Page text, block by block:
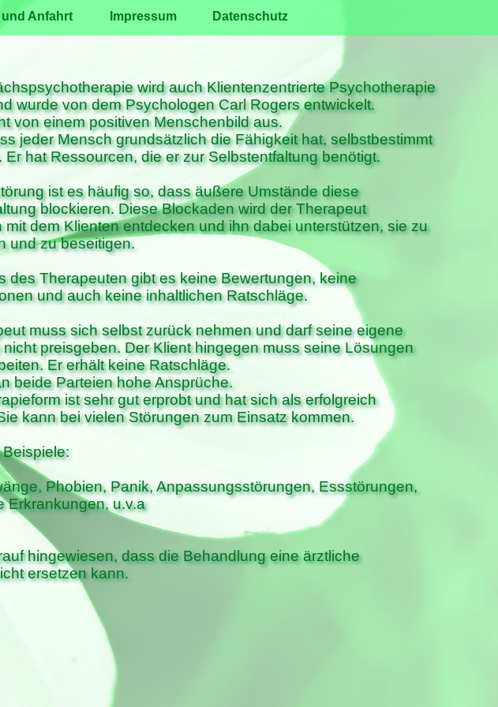
wird auch Klientenzentrierte Psychotherapie
wurde von dem Psychologen Carl Rogers entwickelt.
von einem positiven Menschenbild aus.
jeder Mensch grundsätzlich die Fähigkeit hat, selbstbestimmt
Er hat Ressourcen, die er zur Selbstentfaltung benötigt.
ist es häufig so, dass äußere Umstände diese
blockieren. Diese Blockaden wird der Therapeut
mit dem Klienten entdecken und ihn dabei unterstützen, sie zu
und zu beseitigen.
des Therapeuten gibt es keine Bewertungen, keine
und auch keine inhaltlichen Ratschläge.
muss sich selbst zurück nehmen und darf seine eigene
nicht preisgeben. Der Klient hingegen muss seine Lösungen
Er erhält keine Ratschläge.
beide Parteien hohe Ansprüche.
ist sehr gut erprobt und hat sich als erfolgreich
kann bei vielen Störungen zum Einsatz kommen.
Phobien, Panik, Anpassungsstörungen, Essstörungen,
Erkrankungen, u.v.a
hingewiesen, dass die Behandlung eine ärztliche
ersetzen kann.
Anfahrt Impressum Datenschutz